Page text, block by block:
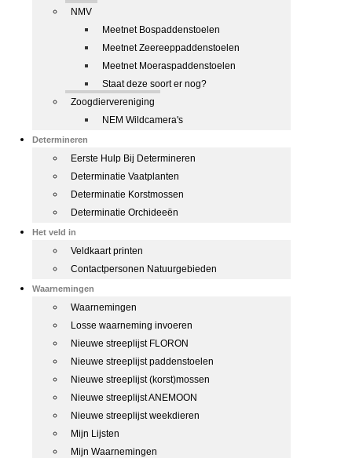
NMV
Meetnet Bospaddenstoelen
Meetnet Zeereeppaddenstoelen
Meetnet Moeraspaddenstoelen
Staat deze soort er nog?
Zoogdiervereniging
NEM Wildcamera's
Determineren
Eerste Hulp Bij Determineren
Determinatie Vaatplanten
Determinatie Korstmossen
Determinatie Orchideeën
Het veld in
Veldkaart printen
Contactpersonen Natuurgebieden
Waarnemingen
Waarnemingen
Losse waarneming invoeren
Nieuwe streeplijst FLORON
Nieuwe streeplijst paddenstoelen
Nieuwe streeplijst (korst)mossen
Nieuwe streeplijst ANEMOON
Nieuwe streeplijst weekdieren
Mijn Lijsten
Mijn Waarnemingen